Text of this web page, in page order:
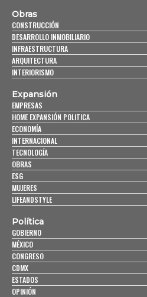
Obras
CONSTRUCCIÓN
DESARROLLO INMOBILIARIO
INFRAESTRUCTURA
ARQUITECTURA
INTERIORISMO
Expansión
EMPRESAS
HOME EXPANSIÓN POLITICA
ECONOMÍA
INTERNACIONAL
TECNOLOGÍA
OBRAS
ESG
MUJERES
LIFEANDSTYLE
Política
GOBIERNO
MÉXICO
CONGRESO
CDMX
ESTADOS
OPINIÓN